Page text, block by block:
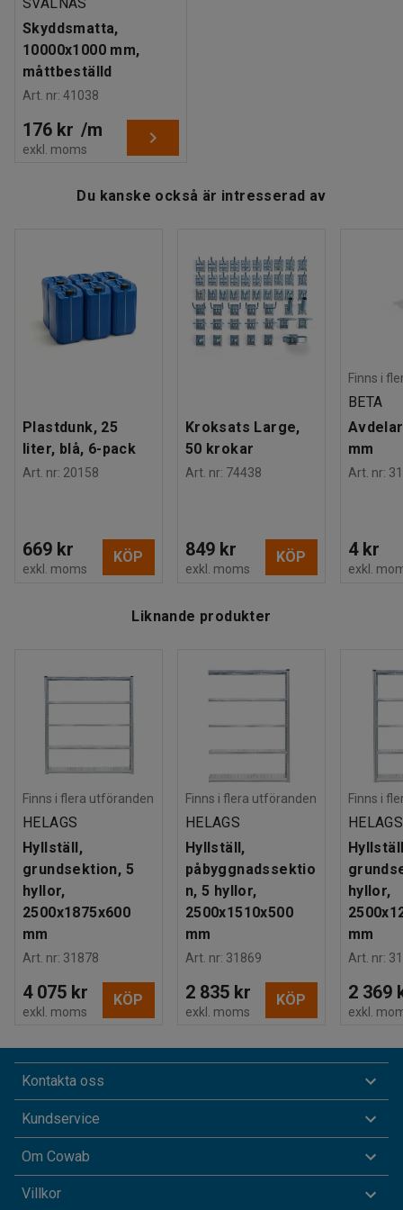
Skyddsmatta,
10000x1000 mm,
måttbeställd
Art. nr: 41038
176 kr /m
exkl. moms
Du kanske också är intresserad av
Plastdunk, 25
liter, blå, 6-pack
Art. nr: 20158
669 kr
exkl. moms
KÖP
Kroksats Large,
50 krokar
Art. nr: 74438
849 kr
exkl. moms
KÖP
Finns i
BETA
mm
Art. nr:
4 kr
exkl.
Liknande produkter
Finns i flera utföranden
HELAGS
Hyllställ,
grundsektion, 5
hyllor,
2500x1875x600
mm
Art. nr: 31878
4 075 kr
exkl. moms
KÖP
Finns i flera utföranden
HELAGS
Hyllställ,
påbyggnadssektio
n, 5 hyllor,
2500x1510x500
mm
Art. nr: 31869
2 835 kr
exkl. moms
KÖP
Finns i
HELAGS
hyllor,
mm
Art. nr:
2 369
exkl.
Kontakta oss
Kundservice
Om Cowab
Villkor